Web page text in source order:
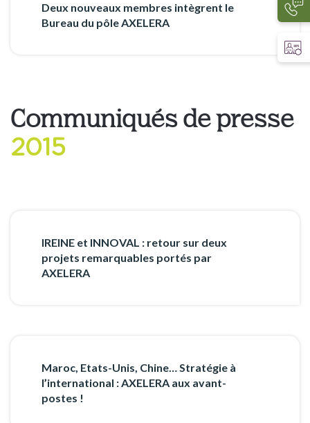
Deux nouveaux membres intègrent le
Bureau du pôle AXELERA
Communiqués de presse
2015
IREINE et INNOVAL : retour sur deux
projets remarquables portés par
AXELERA
Maroc, Etats-Unis, Chine… Stratégie à
l’international : AXELERA aux avant-
postes !